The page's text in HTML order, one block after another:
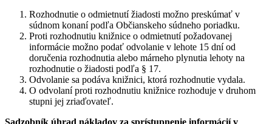
Rozhodnutie o odmietnutí žiadosti možno preskúmať v
súdnom konaní podľa Občianskeho súdneho poriadku.
Proti rozhodnutiu knižnice o odmietnutí požadovanej
informácie možno podať odvolanie v lehote 15 dní od
doručenia rozhodnutia alebo márneho plynutia lehoty na
rozhodnutie o žiadosti podľa § 17.
Odvolanie sa podáva knižnici, ktorá rozhodnutie vydala.
O odvolaní proti rozhodnutiu knižnice rozhoduje v druhom
stupni jej zriaďovateľ.